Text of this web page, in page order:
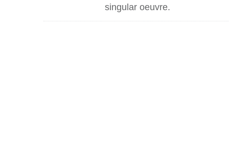
singular oeuvre.